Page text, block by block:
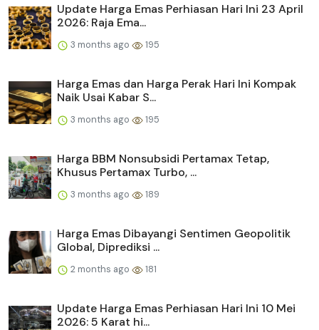
Update Harga Emas Perhiasan Hari Ini 23 April
2026: Raja Ema...
3 months ago 195
Harga Emas dan Harga Perak Hari Ini Kompak
Naik Usai Kabar S...
3 months ago 195
Harga BBM Nonsubsidi Pertamax Tetap,
Khusus Pertamax Turbo, ...
3 months ago 189
Harga Emas Dibayangi Sentimen Geopolitik
Global, Diprediksi ...
2 months ago 181
Update Harga Emas Perhiasan Hari Ini 10 Mei
2026: 5 Karat hi...